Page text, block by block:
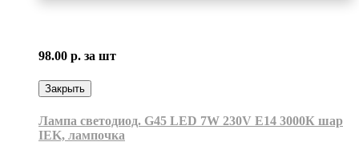
98.00 р. за шт
Закрыть
Лампа светодиод. G45 LED 7W 230V E14 3000К шар
IEK, лампочка